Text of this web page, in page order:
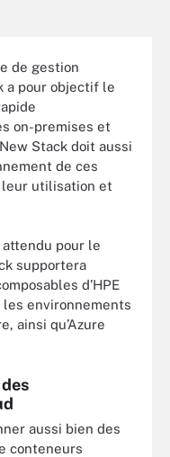
de gestion
a pour objectif le
on-premises et
Stack doit aussi
de ces
leur utilisation et
pour le
supportera
d’HPE
les environnements
ainsi qu’Azure
aussi bien des
conteneurs